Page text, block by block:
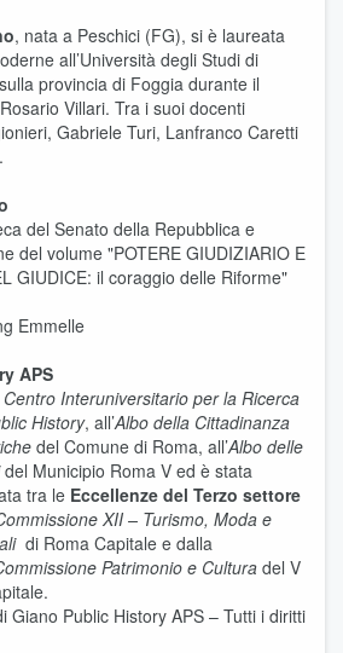
, nata a Peschici (FG), si è laureata
all’Università degli Studi di
provincia di Foggia durante il
Villari. Tra i suoi docenti
Gabriele Turi, Lanfranco Caretti
del Senato della Repubblica e
del volume "POTERE GIUDIZIARIO E
GIUDICE: il coraggio delle Riforme"
Emmelle
APS
Centro Interuniversitario per la Ricerca
History, all’Albo della Cittadinanza
del Comune di Roma, all’Albo delle
del Municipio Roma V ed è stata
tra le Eccellenze del Terzo settore
XII – Turismo, Moda e
di Roma Capitale e dalla
Patrimonio e Cultura del V
Giano Public History APS – Tutti i diritti